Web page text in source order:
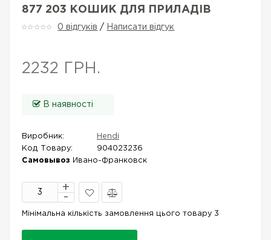
877 203 КОШИК ДЛЯ ПРИЛАДІВ
0 відгуків / Написати відгук
2232 ГРН.
В наявності
Виробник:
Hendi
Код Товару:
904023236
Самовывоз Ивано-Франковск
В
Порівняти
Мінімальна кількість замовлення цього товару 3